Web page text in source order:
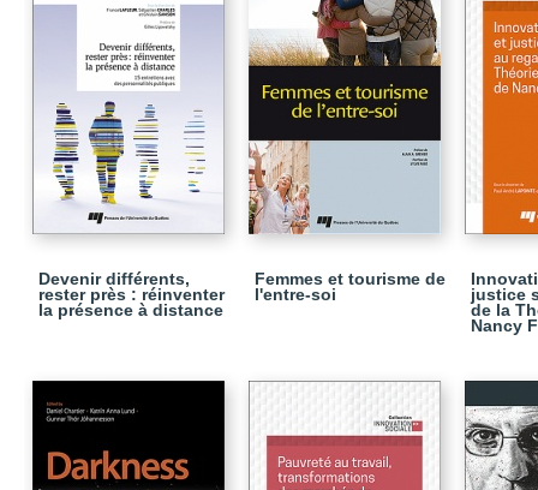
Devenir différents,
rester près : réinventer
la présence à distance
Femmes et tourisme de
l'entre-soi
justice
de la
Nancy